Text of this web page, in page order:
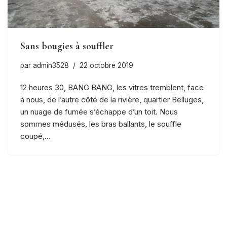
Sans bougies à souffler
par admin3528 22 octobre 2019
12 heures 30, BANG BANG, les vitres tremblent, face
à nous, de l’autre côté de la rivière, quartier Belluges,
un nuage de fumée s’échappe d’un toit. Nous
sommes médusés, les bras ballants, le souffle
coupé,…